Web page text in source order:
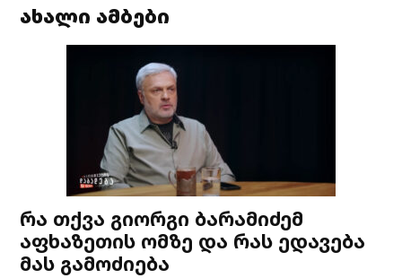
ახალი ამბები
რა თქვა გიორგი ბარამიძემ
აფხაზეთის ომზე და რას ედავება
მას გამოძიება